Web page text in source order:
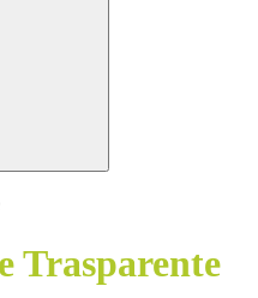
Trasparente